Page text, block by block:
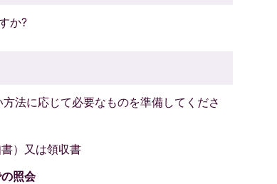
か?
法に応じて必要なものを準備してくださ
）又は領収書
照会